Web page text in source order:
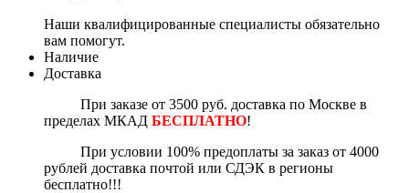
Наши квалифицированные специалисты обязательно
вам помогут.
Наличие
Доставка
При заказе от 3500 руб. доставка по Москве в
пределах МКАД БЕСПЛАТНО!
При условии 100% предоплаты за заказ от 4000
рублей доставка почтой или СДЭК в регионы
бесплатно!!!